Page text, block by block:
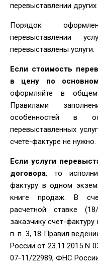
перевыставлении других
Порядок
перевыставлении
перевыставлены услуги.
Если стоимость
в цену по
оформляйте в
Правилами
особенностей в
перевыставленных
счете-фактуре не нужно.
Если услуги
договора, то
фактуру в одном
книге продаж. В
расчетной ставке
заказчику счет-
п. п. 3, 18 Правил
России от 23.11.2015 N
07-11/22989, ФНС